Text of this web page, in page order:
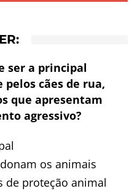
ser a principal
cães de rua,
que apresentam
agressivo?
os animais
de proteção animal